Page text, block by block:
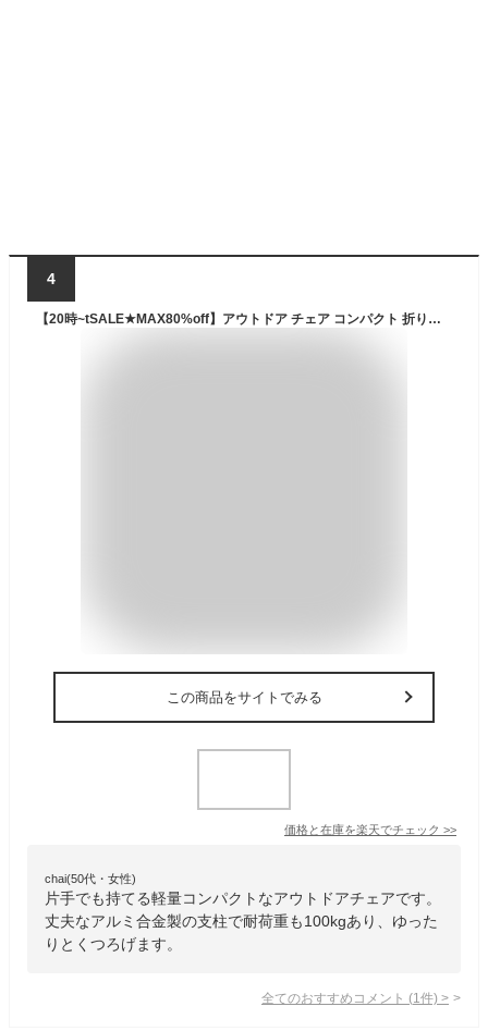
4
【20時~tSALE★MAX80%off】アウトドア チェア コンパクト 折り畳み 椅子 小型 バーベキュー BBQ レジャーチェア ポータブルチェア ローチェア 耐荷重100kg キャンプ 軽量 折りたたみチェア 1人用 収納袋付き 赤 青 オレンジ 父の日 ラッピング可
この商品をサイトでみる
価格と在庫を楽天でチェック >>
chai(50代・女性)
片手でも持てる軽量コンパクトなアウトドアチェアです。
丈夫なアルミ合金製の支柱で耐荷重も100kgあり、ゆった
りとくつろげます。
全てのおすすめコメント (1 件) >